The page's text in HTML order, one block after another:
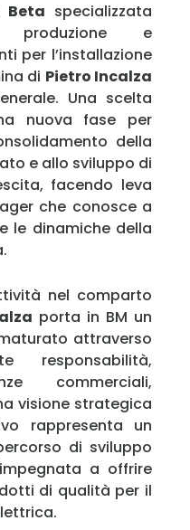
Beta specializzata
produzione e
per l’installazione
di Pietro Incalza
Una scelta
nuova fase per
della
e allo sviluppo di
facendo leva
che conosce a
le dinamiche della
nel comparto
porta in BM un
attraverso
responsabilità,
commerciali,
visione strategica
rappresenta un
di sviluppo
a offrire
di qualità per il